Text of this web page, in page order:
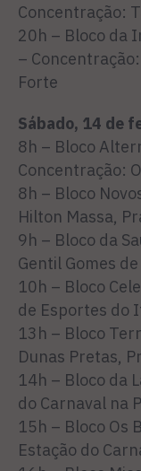
Concentração:
20h – Bloco da
–
Forte
Sábado, 14 de
8h – Bloco
Concentração:
8h – Bloco
Hilton Massa,
9h – Bloco da
Gentil Gomes
10h – Bloco
de Esportes do
13h – Bloco
Dunas Pretas,
14h – Bloco da
do Carnaval na
15h – Bloco Os
Estação do